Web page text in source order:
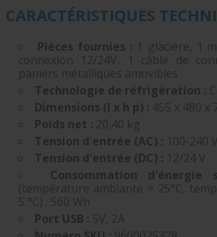
CARACTÉRISTIQUES
Pièces fournies : 1 glacière, 1
connexion 12/24V, 1 câble de
paniers métalliques amovibles
Technologie de réfrigération :
Dimensions (l x h p) : 455 x 480 x
Poids net : 20,40 kg
Tension d'entrée (AC) : 100-240 V
Tension d'entrée (DC) : 12/24 V
Consommation d'énergie
(température ambiante = 25°C,
5 °C) : 560 Wh
Port USB : 5V, 2A